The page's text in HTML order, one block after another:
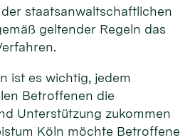
staatsanwaltschaftlichen
geltender Regeln das
ist es wichtig, jedem
Betroffenen die
Unterstützung zukommen
Köln möchte Betroffene